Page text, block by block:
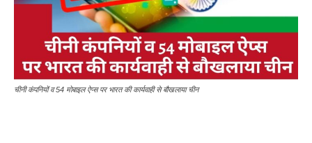
चीनी कंपनियों व 54 मोबाइल ऐप्स पर भारत की कार्यवाही से बौखलाया चीन